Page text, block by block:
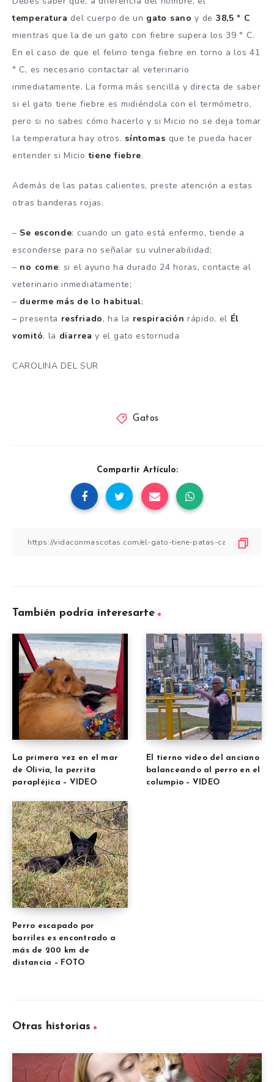
temperatura del cuerpo de un gato sano y de 38,5 ° C
mientras que la de un gato con fiebre supera los 39 ° C.
En el caso de que el felino tenga fiebre en torno a los 41
° C, es necesario contactar al veterinario
inmediatamente. La forma más sencilla y directa de saber
si el gato tiene fiebre es midiéndola con el termómetro,
pero si no sabes cómo hacerlo y si Micio no se deja tomar
la temperatura hay otros.síntomas que te pueda hacer
entender si Miciotiene fiebre.
Además de las patas calientes, preste atención a estas
otras banderas rojas.
– Se esconde: cuando un gato está enfermo, tiende a
esconderse para no señalar su vulnerabilidad;
– no come: si el ayuno ha durado 24 horas, contacte al
veterinario inmediatamente;
– duerme más de lo habitual;
– presenta resfriado, ha la respiración rápido, el Él
vomitó, la diarrea y el gato estornuda
CAROLINA DEL SUR
Gatos
Compartir Artículo:
También podría interesarte
La primera vez en el mar
de Olivia, la perrita
parapléjica – VIDEO
El tierno video del anciano
balanceando al perro en el
columpio – VIDEO
Perro escapado por
barriles es encontrado a
más de 200 km de
distancia – FOTO
Otras historias